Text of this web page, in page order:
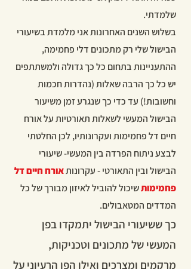
שלמדתי.
​בשלוש השנים האחרונות אני מלמדת בשיעורי
הבישול שלי רק מתכונים דלי פחמימה,
ההתעניינות בתחום כל כך גדולה ולמשתתפים
יש כל כך הרבה שאלות (נהדרות חכמות
וחשובות!) עד כדי כך שנגרע זמן משיעור
הבישול המעשי לשאלות תאורטיות על אורח
חיים דל פחמימות ועקרונותיו, לכן החלטתי
לבצע ניתוח הפרדה בין המעשי- שיעורי
הבישול ובין התאורטי - עקרונותאורח חיים דל
פחמימותשיכול להוביל לאיזון מבורך של כל
המדדים המטאבולים.
כך ששיעורי הבישול יתמקדו בפן
המעשי של מתכונים וטכניקות,
מרקמים ומצרכים ואילו הפן הרעיוני על